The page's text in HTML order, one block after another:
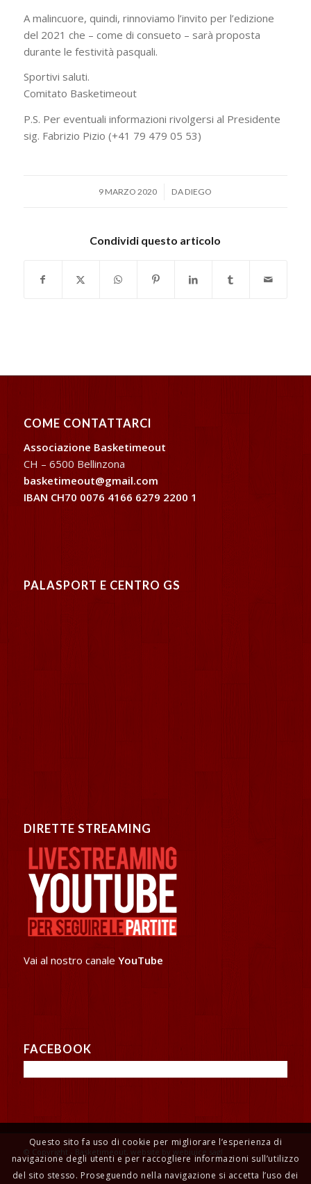
A malincuore, quindi, rinnoviamo l’invito per l’edizione
del 2021 che – come di consueto – sarà proposta
durante le festività pasquali.
Sportivi saluti.
Comitato Basketimeout
P.S. Per eventuali informazioni rivolgersi al Presidente
sig. Fabrizio Pizio (+41 79 479 05 53)
9 MARZO 2020
/ DA DIEGO
Condividi questo articolo
COME CONTATTARCI
Associazione Basketimeout
CH – 6500 Bellinzona
basketimeout@gmail.com
IBAN CH70 0076 4166 6279 2200 1
PALASPORT E CENTRO GS
DIRETTE STREAMING
Vai al nostro canale YouTube
FACEBOOK
© Copyright - Basketimeout, website by webjuice sagl
Questo sito fa uso di cookie per migliorare l’esperienza di
navigazione degli utenti e per raccogliere informazioni sull’utilizzo
del sito stesso. Proseguendo nella navigazione si accetta l’uso dei